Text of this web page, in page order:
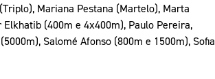
Mariana Pestana (Martelo), Marta
(400m e 4x400m), Paulo Pereira,
Salomé Afonso (800m e 1500m), Sofia